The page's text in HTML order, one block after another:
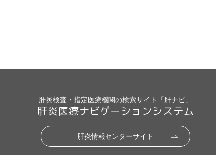
肝炎検査・指定医療機関の検索サイト「肝ナビ」
肝炎医療ナビゲーションシステム
肝炎情報センターサイト